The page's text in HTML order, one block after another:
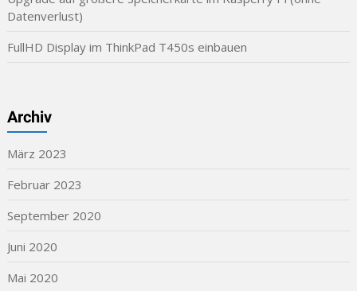
Datenverlust)
FullHD Display im ThinkPad T450s einbauen
Archiv
März 2023
Februar 2023
September 2020
Juni 2020
Mai 2020